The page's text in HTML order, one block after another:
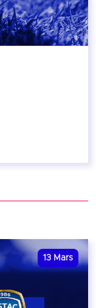
13 Mars